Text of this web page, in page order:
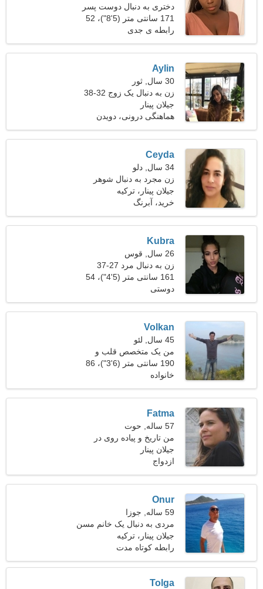
دختری به دنبال دوست پسر
30-33
171 سانتی متر (5'8")، 52
کیلوگرم (114 پوند)
رابطه ی جدی
Aylin
30 سال, ثور
زن به دنبال یک زوج 32-38
جیلان پینار
هماهنگی درونی، دویدن
Ceyda
34 سال, دلو
زن مجرد به دنبال شوهر
جیلان پینار، ترکیه
خرید، آبرنگ
Kubra
26 سال, قوس
زن به دنبال مرد 27-37
161 سانتی متر (5'4")، 54
کیلوگرم (119 پوند)
دوستی
Volkan
45 سال, لئو
من یک متخصص قلب و
عروق هستم و به دنبال یک
زن شوخ طبع هستم
190 سانتی متر (6'3")، 86
کیلوگرم (189 پوند)
خانواده
Fatma
57 ساله, حوت
من تاریخ و پیاده روی در
فضای باز را ترجیح می دهم
جیلان پینار
ازدواج
Onur
59 ساله, جوزا
مردی به دنبال یک خانم مسن
جیلان پینار، ترکیه
رابطه کوتاه مدت
Tolga